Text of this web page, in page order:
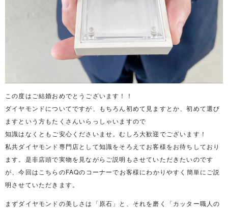
この度はご結婚おめでとうございます！！
ダイヤモンドについてですが、もちろん初めて見ますとか、初めて選び
ますという方もたくさんいらっしゃいますので
知識はなくともご安心くださいませ。むしろ大歓迎でございます！
私共ダイヤモンド専門店として知識をそろえてお客様をお待ちしており
ます。是非店頭で実物を見ながらご説明もさせていただきたいのです
が、今回はこちらのFAQのコーナーでお客様にわかりやすく簡単にご説
明させていただきます。
まずダイヤモンドの美しさは「原石」と、それを磨く「カッター職人の